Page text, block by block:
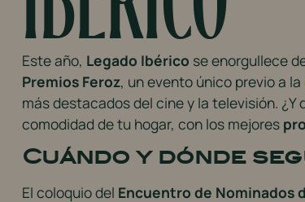
Este año, Legado Ibérico se enorgullece
Premios Feroz, un evento único previo a la
más destacados del cine y la televisión.
comodidad de tu hogar, con los mejores
Cuándo y dónde
El coloquio del Encuentro de Nominados